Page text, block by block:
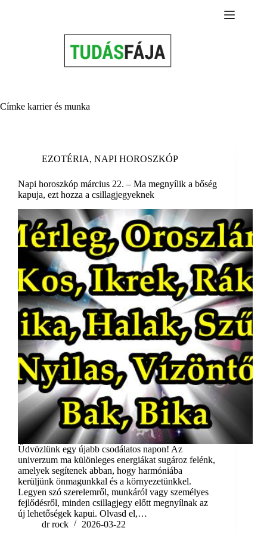
Címke karrier és munka
EZOTÉRIA, NAPI HOROSZKÓP
Napi horoszkóp március 22. – Ma megnyílik a bőség
kapuja, ezt hozza a csillagjegyeknek
Üdvözlünk egy újabb csodálatos napon! Az
univerzum ma különleges energiákat sugároz felénk,
amelyek segítenek abban, hogy harmóniába
kerüljünk önmagunkkal és a környezetünkkel.
Legyen szó szerelemről, munkáról vagy személyes
fejlődésről, minden csillagjegy előtt megnyílnak az
új lehetőségek kapui. Olvasd el,…
dr rock
2026-03-22